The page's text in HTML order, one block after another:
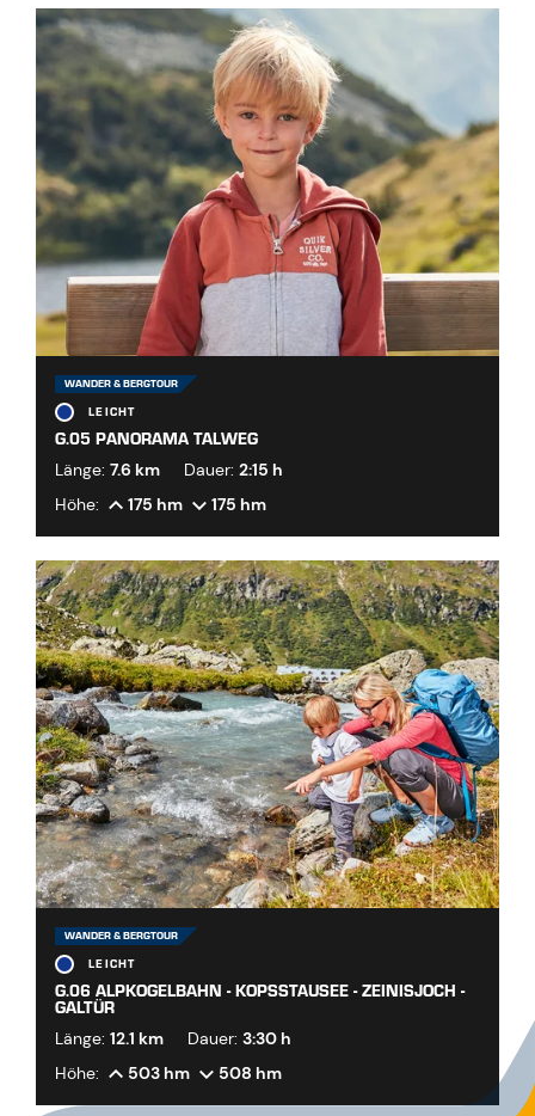
WANDER & BERGTOUR
LEICHT
G.05 PANORAMA TALWEG
Länge: 7.6 km Dauer: 2:15 h
Höhe:
175 hm 175 hm
WANDER & BERGTOUR
LEICHT
G.06 ALPKOGELBAHN - KOPSSTAUSEE - ZEINISJOCH -
GALTÜR
Länge: 12.1 km Dauer: 3:30 h
Höhe:
503 hm 508 hm